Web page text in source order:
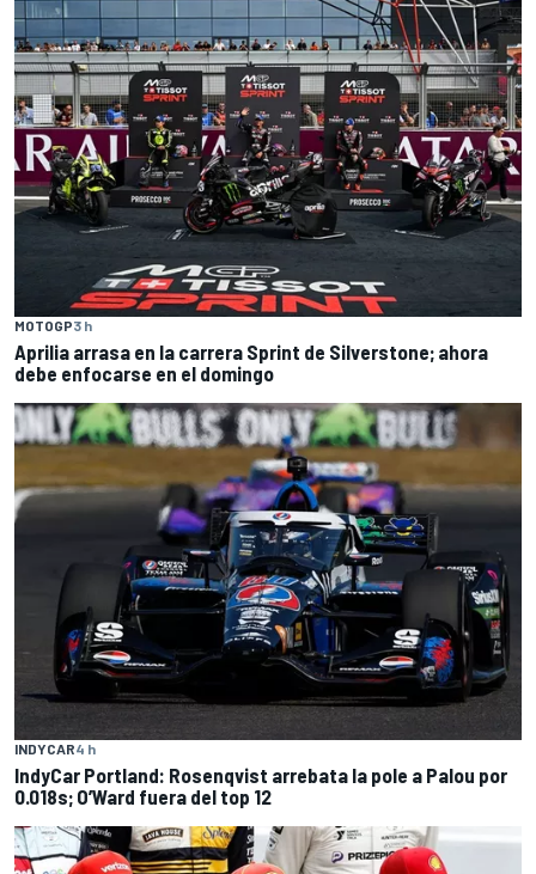
MOTOGP3 h
Aprilia arrasa en la carrera Sprint de Silverstone; ahora
debe enfocarse en el domingo
INDYCAR4 h
IndyCar Portland: Rosenqvist arrebata la pole a Palou por
0.018s; O’Ward fuera del top 12